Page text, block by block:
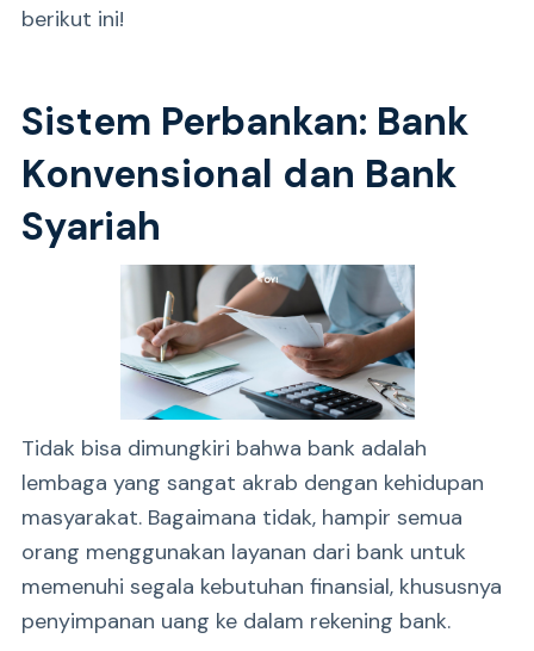
berikut ini!
Sistem Perbankan: Bank
Konvensional dan Bank
Syariah
Tidak bisa dimungkiri bahwa bank adalah
lembaga yang sangat akrab dengan kehidupan
masyarakat. Bagaimana tidak, hampir semua
orang menggunakan layanan dari bank untuk
memenuhi segala kebutuhan finansial, khususnya
penyimpanan uang ke dalam rekening bank.